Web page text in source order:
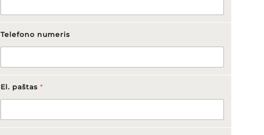
Ą
Telefono numeris
El. paštas*